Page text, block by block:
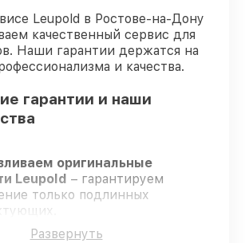
Leupold в Ростове-на-Дону
качественный сервис для
Наши гарантии держатся на
и качества.
гарантии и наши
оригинальные
Leupold – гарантируем
только подлинных
инженеры
Развернуть